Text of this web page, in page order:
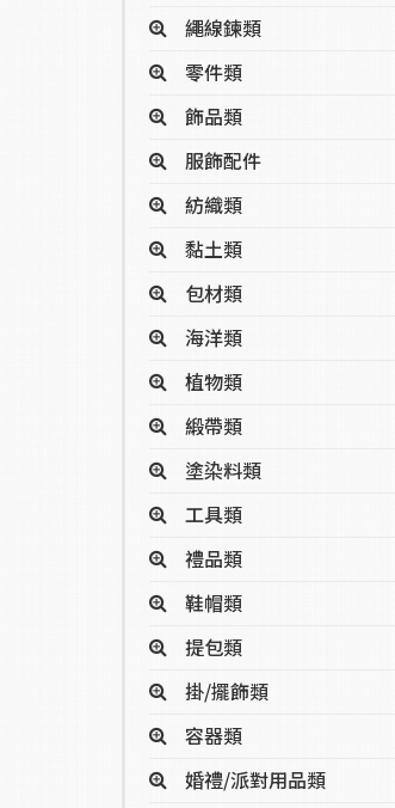
繩線鍊類
零件類
飾品類
服飾配件
紡織類
黏土類
包材類
海洋類
植物類
緞帶類
塗染料類
工具類
禮品類
鞋帽類
提包類
掛/擺飾類
容器類
婚禮/派對用品類